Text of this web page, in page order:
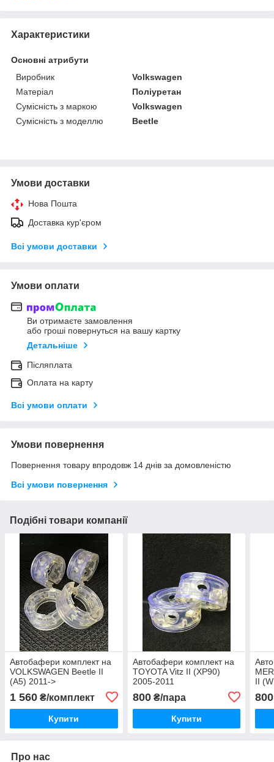
Характеристики
Основні атрибути
Виробник
Volkswagen
Матеріал
Поліуретан
Сумісність з маркою
Volkswagen
Сумісність з моделлю
Beetle
Умови доставки
Нова Пошта
Доставка кур'єром
Всі умови доставки
Умови оплати
Ви отримаєте замовлення
або гроші повернуться на вашу картку
Детальніше
Післяплата
Оплата на карту
Всі умови оплати
Умови повернення
Повернення товару впродовж 14 днів за домовленістю
Всі умови повернення
Подібні товари компанії
Автобафери комплект на
VOLKSWAGEN Beetle II
(A5) 2011->
1 560 ₴/комплект
Купити
Автобафери комплект на
TOYOTA Vitz II (XP90)
2005-2011
800₴/пара
Купити
II
800
Про нас